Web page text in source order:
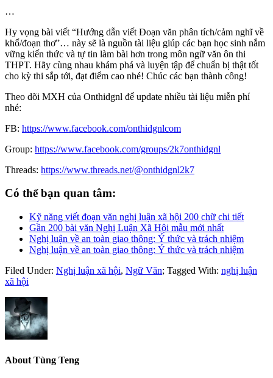
…
Hy vọng bài viết “Hướng dẫn viết Đoạn văn phân tích/cảm nghĩ về
khổ/đoạn thơ”… này sẽ là nguồn tài liệu giúp các bạn học sinh nắm
vững kiến thức và tự tin làm bài hơn trong môn ngữ văn ôn thi
THPT. Hãy cùng nhau khám phá và luyện tập để chuẩn bị thật tốt
cho kỳ thi sắp tới, đạt điểm cao nhé! Chúc các bạn thành công!
Theo dõi MXH của Onthidgnl để update nhiều tài liệu miễn phí
nhé:
FB: https://www.facebook.com/onthidgnlcom
Group: https://www.facebook.com/groups/2k7onthidgnl
Threads: https://www.threads.net/@onthidgnl2k7
Có thể bạn quan tâm:
Kỹ năng viết đoạn văn nghị luận xã hội 200 chữ chi tiết
Gần 200 bài văn Nghị Luận Xã Hội mẫu mới nhất
Nghị luận về an toàn giao thông: Ý thức và trách nhiệm
Nghị luận về an toàn giao thông: Ý thức và trách nhiệm
Filed Under: Nghị luận xã hội, Ngữ Văn; Tagged With: nghị luận
xã hội
AboutTùng Teng